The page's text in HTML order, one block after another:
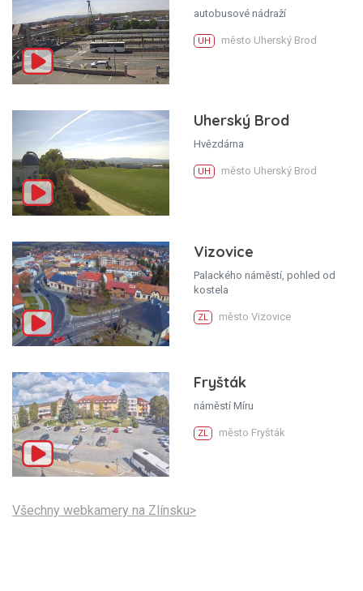
autobusové nádraží
UH město Uherský Brod
Uherský Brod
Hvězdárna
UH město Uherský Brod
Vizovice
Palackého náměstí, pohled od
kostela
ZL město Vizovice
Fryšták
náměstí Míru
ZL město Fryšták
Všechny webkamery na Zlínsku>